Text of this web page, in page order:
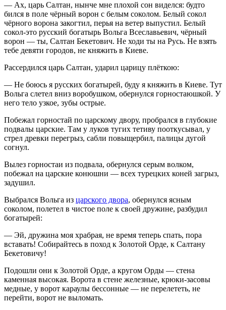
— Ах, царь Салтан, нынче мне плохой сон виделся: будто
бился в поле чёрный ворон с белым соколом. Белый сокол
чёрного ворона закогтил, перья на ветер выпустил. Белый
сокол-это русский богатырь Вольга Всеславьевич, чёрный
ворон — ты, Салтан Бекетович. Не ходи ты на Русь. Не взять
тебе девяти городов, не княжить в Киеве.
Рассердился царь Салтан, ударил царицу плёткою:
— Не боюсь я русских богатырей, буду я княжить в Киеве. Тут
Вольга слетел вниз воробушком, обернулся горностаюшкой. У
него тело узкое, зубы острые.
Побежал горностай по царскому двору, пробрался в глубокие
подвалы царские. Там у луков тугих тетиву пооткусывал, у
стрел древки перегрыз, сабли повыщербил, палицы дугой
согнул.
Вылез горностаи из подвала, обернулся серым волком,
побежал на царские конюшни — всех турецких коней загрыз,
задушил.
Выбрался Вольга из царского двора, обернулся ясным
соколом, полетел в чистое поле к своей дружине, разбудил
богатырей:
— Эй, дружина моя храбрая, не время теперь спать, пора
вставать! Собирайтесь в поход к Золотой Орде, к Салтану
Бекетовичу!
Подошли они к Золотой Орде, а кругом Орды — стена
каменная высокая. Ворота в стене железные, крюки-засовы
медные, у ворот караулы бессонные — не перелететь, не
перейти, ворот не выломать.